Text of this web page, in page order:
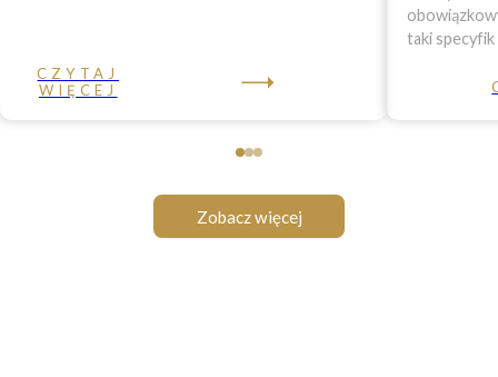
CZYTAJ
WIĘCEJ
taki specyfik
Zobacz więcej